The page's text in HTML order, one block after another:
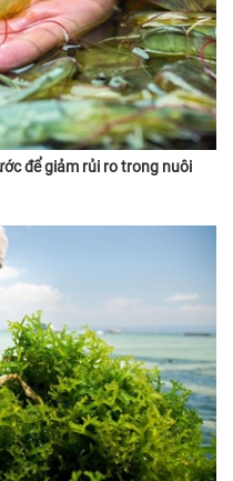
để giảm rủi ro trong nuôi